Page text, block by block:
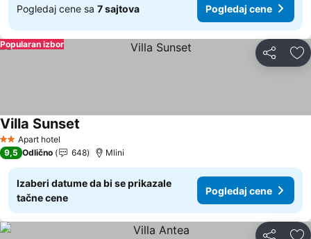
Pogledaj cene sa 7 sajtova Pogledaj cene
Deli
Popularan izbor
2 Zvezdice
Apart hotel
Villa Sunset
9,5 Odlično 648 Mlini
Izaberi datume da bi se prikazale
tačne cene
Pogledaj cene